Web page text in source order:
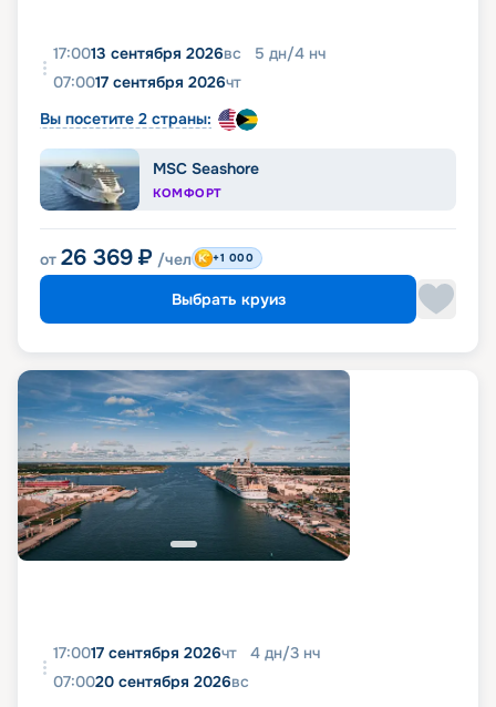
17:0013 сентября 2026вс 5 дн/4 нч
07:0017 сентября 2026чт
Вы посетите 2 страны:
MSC Seashore
КОМФОРТ
от 26 369 ₽ /чел +1 000
Выбрать круиз
17:0017 сентября 2026чт 4 дн/3 нч
07:0020 сентября 2026вс